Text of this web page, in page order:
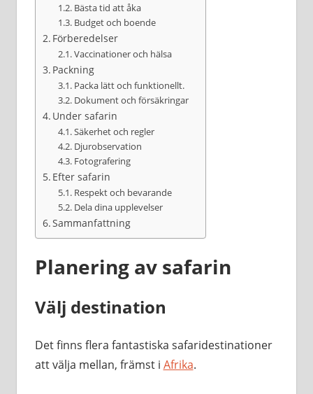
Bästa tid att åka
Budget och boende
Förberedelser
Vaccinationer och hälsa
Packning
Packa lätt och funktionellt.
Dokument och försäkringar
Under safarin
Säkerhet och regler
Djurobservation
Fotografering
Efter safarin
Respekt och bevarande
Dela dina upplevelser
Sammanfattning
Planering av safarin
Välj destination
Det finns flera fantastiska safaridestinationer
att välja mellan, främst i Afrika.